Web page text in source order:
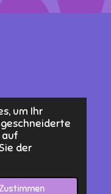
um Ihr
auf
der
Zustimmen